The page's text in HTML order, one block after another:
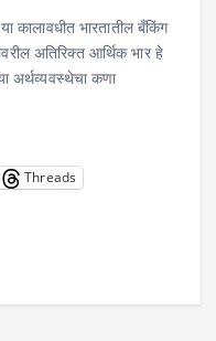
कालावधीत भारतातील बँकिंग
अतिरिक्त आर्थिक भार हे
अर्थव्यवस्थेचा कणा
Threads